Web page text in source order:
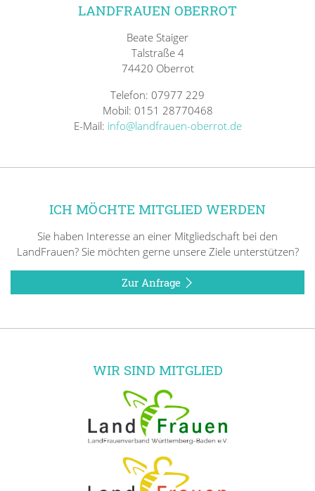
LANDFRAUEN OBERROT
Beate Staiger
Talstraße 4
74420 Oberrot
Telefon: 07977 229
Mobil: 0151 28770468
E-Mail: info@landfrauen-oberrot.de
ICH MÖCHTE MITGLIED WERDEN
Sie haben Interesse an einer Mitgliedschaft bei den
LandFrauen? Sie möchten gerne unsere Ziele unterstützen?
Zur Anfrage
WIR SIND MITGLIED